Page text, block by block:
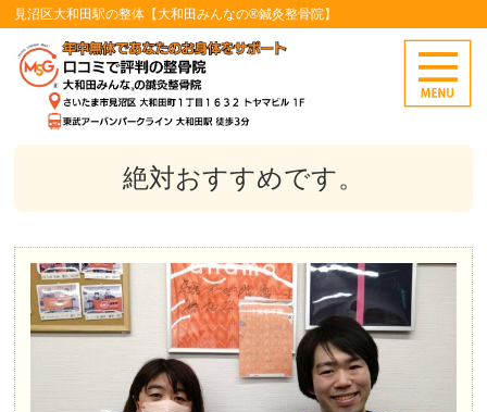
見沼区大和田駅の整体【大和田みんなの®鍼灸整骨院】
絶対おすすめです。